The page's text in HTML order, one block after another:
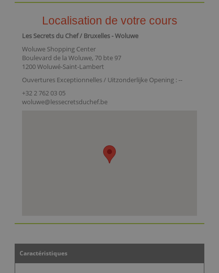
Localisation de votre cours
Les Secrets du Chef / Bruxelles - Woluwe
Woluwe Shopping Center
Boulevard de la Woluwe, 70 bte 97
1200 Woluwé-Saint-Lambert
Ouvertures Exceptionnelles / Uitzonderlijke Opening : --
+32 2 762 03 05
woluwe@lessecretsduchef.be
Caractéristiques